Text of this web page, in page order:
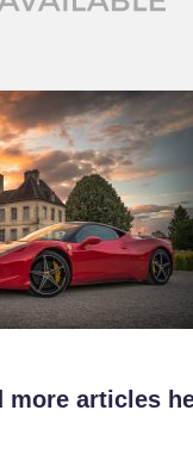
more articles